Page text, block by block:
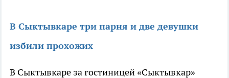
В Сыктывкаре три парня и две девушки
избили прохожих
В Сыктывкаре за гостиницей «Сыктывкар»